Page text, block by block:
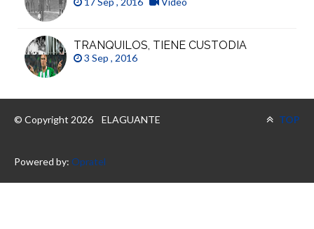
TRANQUILOS, TIENE CUSTODIA
3 Sep , 2016
© Copyright 2026 ELAGUANTE TOP
Powered by: Opratel